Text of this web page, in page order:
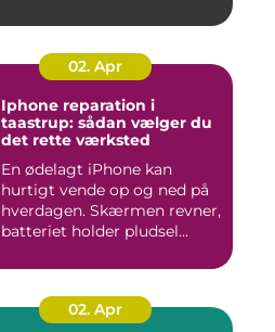
02. Apr
Iphone reparation i
taastrup: sådan vælger du
det rette værksted
En ødelagt iPhone kan
hurtigt vende op og ned på
hverdagen. Skærmen revner,
batteriet holder pludsel...
02. Apr